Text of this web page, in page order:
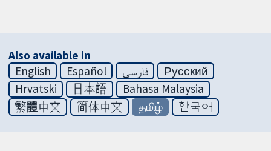
Also available in
English
Español فارسی
Русский
Hrvatski
日本語
Bahasa Malaysia
繁體中文
简体中文 தமிழ் 한국어